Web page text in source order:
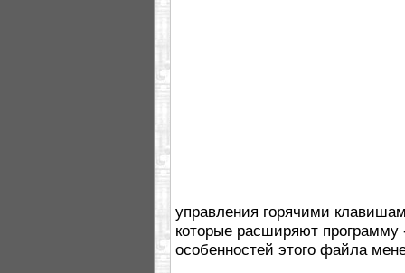
управления горячими
которые расширяют
особенностей этого файла